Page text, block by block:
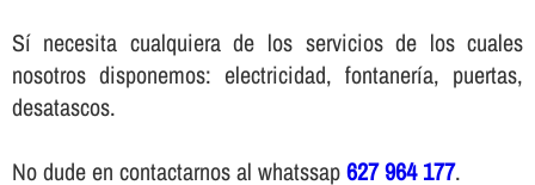
Sí necesita cualquiera de los servicios de los cuales
nosotros disponemos: electricidad, fontanería, puertas,
desatascos.
No dude en contactarnos al whatssap627 964 177.